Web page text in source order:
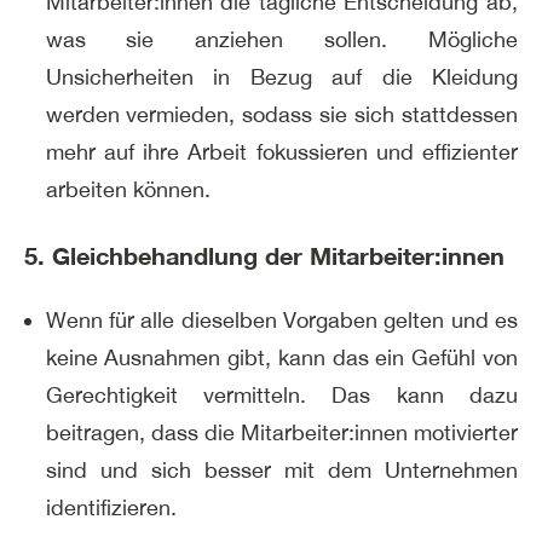
was sie anziehen sollen. Mögliche
Unsicherheiten in Bezug auf die Kleidung
werden vermieden, sodass sie sich stattdessen
mehr auf ihre Arbeit fokussieren und effizienter
arbeiten können.
5. Gleichbehandlung der Mitarbeiter:innen
Wenn für alle dieselben Vorgaben gelten und es
keine Ausnahmen gibt, kann das ein Gefühl von
Gerechtigkeit vermitteln. Das kann dazu
beitragen, dass die Mitarbeiter:innen motivierter
sind und sich besser mit dem Unternehmen
identifizieren.